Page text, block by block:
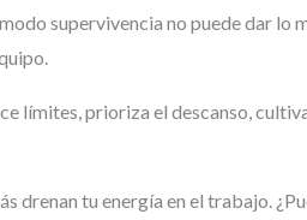
supervivencia no puede dar lo
límites, prioriza el descanso,
drenan tu energía en el trabajo.